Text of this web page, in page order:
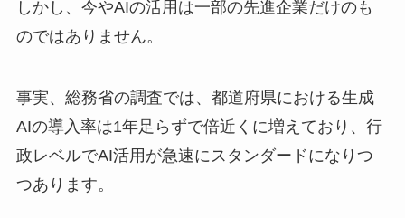
しかし、今やAIの活用は一部の先進企業だけのも
のではありません。
事実、総務省の調査では、都道府県における生成
AIの導入率は1年足らずで倍近くに増えており、行
政レベルでAI活用が急速にスタンダードになりつ
つあります。